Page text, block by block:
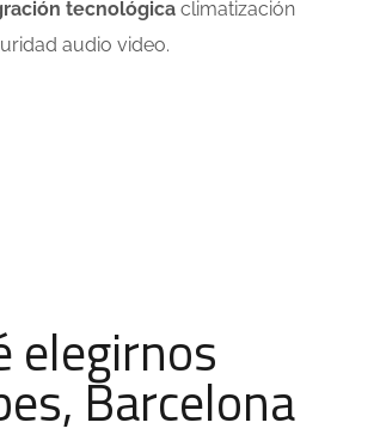
tecnológica climatización
audio video.
elegirnos
Barcelona